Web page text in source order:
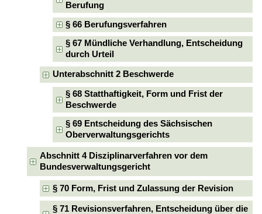
Berufung
§ 66 Berufungsverfahren
§ 67 Mündliche Verhandlung, Entscheidung
durch Urteil
Unterabschnitt 2 Beschwerde
§ 68 Statthaftigkeit, Form und Frist der
Beschwerde
§ 69 Entscheidung des Sächsischen
Oberverwaltungsgerichts
Abschnitt 4 Disziplinarverfahren vor dem
Bundesverwaltungsgericht
§ 70 Form, Frist und Zulassung der Revision
§ 71 Revisionsverfahren, Entscheidung über die